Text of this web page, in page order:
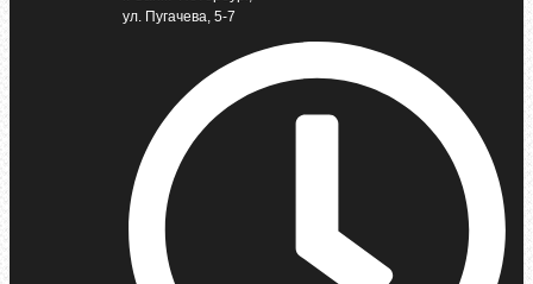
ул. Пугачева, 5-7